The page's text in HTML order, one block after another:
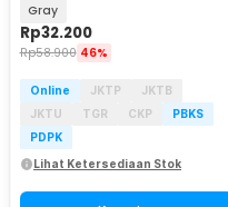
Gray
Rp32.200
Rp58.900 46%
Online JKTP
JKTB
JKTU
TGR CKP
PBKS
PDPK
Lihat Ketersediaan Stok